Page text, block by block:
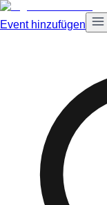
Event hinzufügen